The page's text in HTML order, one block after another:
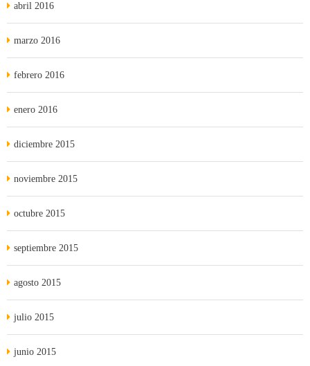
abril 2016
marzo 2016
febrero 2016
enero 2016
diciembre 2015
noviembre 2015
octubre 2015
septiembre 2015
agosto 2015
julio 2015
junio 2015